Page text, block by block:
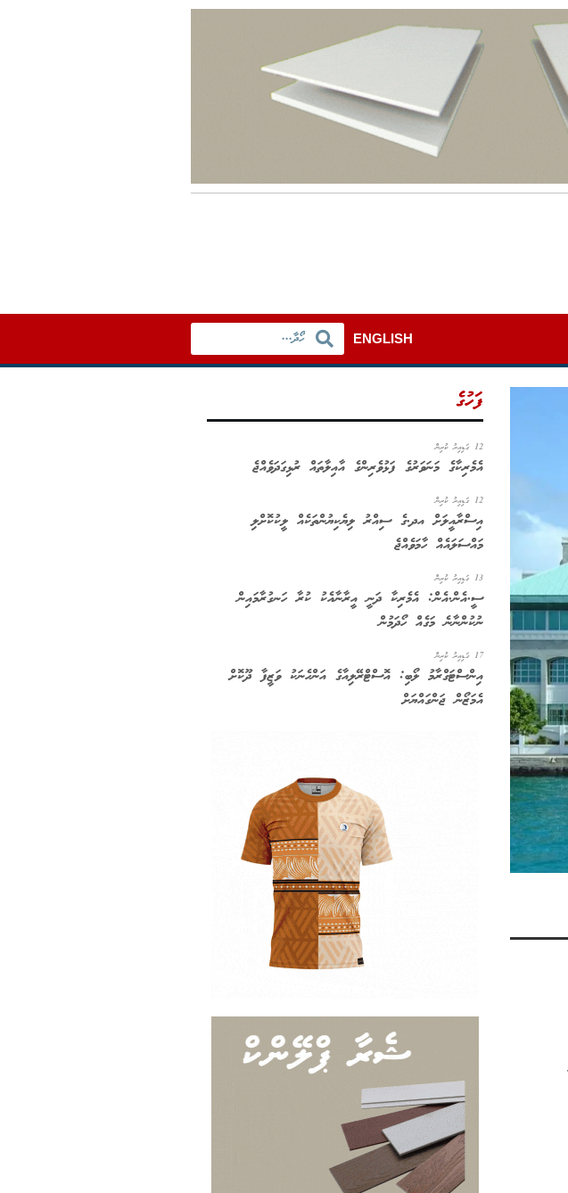
ENGLISH
ފަހުގެ
12 ގަޑިއިރު ކުރިން
އެމެރިކާގެ މަނަވަރުގެ ފަޅުވެރިންގެ އާއިލާތައް ރުޅިގަދަވެއްޖެ
12 ގަޑިއިރު ކުރިން
އިސްރާއީލަށް އދ.ގެ ސިއްރު ލިޔެކިޔުންތަކެއް ލީކުކޮށްލި
މައްސަލައެއް ހާމަވެއްޖެ
13 ގަޑިއިރު ކުރިން
ސީ.އެން.އެން: އެމެރިކާ ދަނީ އީރާނާއެކު ކުރާ ހަނގުރާމައިން
ނުކުންނާނެ މަގެއް ހޯދަމުން
17 ގަޑިއިރު ކުރިން
އިންސްޓަގްރާމު ލޯބި: އޮސްޓްރޭލިއާގެ އަންހެނަކު ވަޒީފާ ދޫކޮށް
އެމަޒޯން ޖަންގައްޔަށް